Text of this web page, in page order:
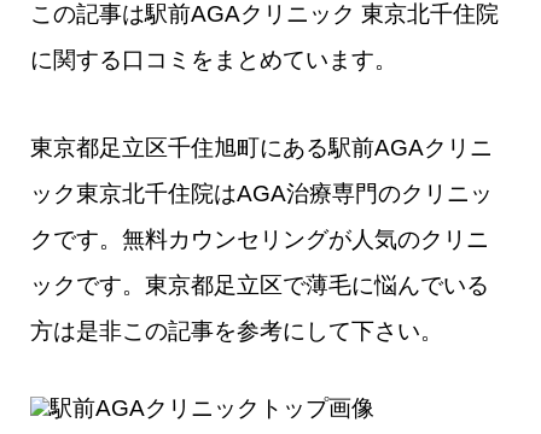
この記事は駅前AGAクリニック 東京北千住院​
に関する口コミをまとめています。
東京都足立区千住旭町にある駅前AGAクリニ
ック東京北千住院はAGA治療専門のクリニッ
クです。無料カウンセリングが人気のクリニ
ックです。東京都足立区で薄毛に悩んでいる
方は是非この記事を参考にして下さい。